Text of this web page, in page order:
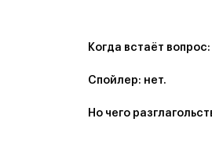
Когда встаёт
Спойлер: нет.
Но чего